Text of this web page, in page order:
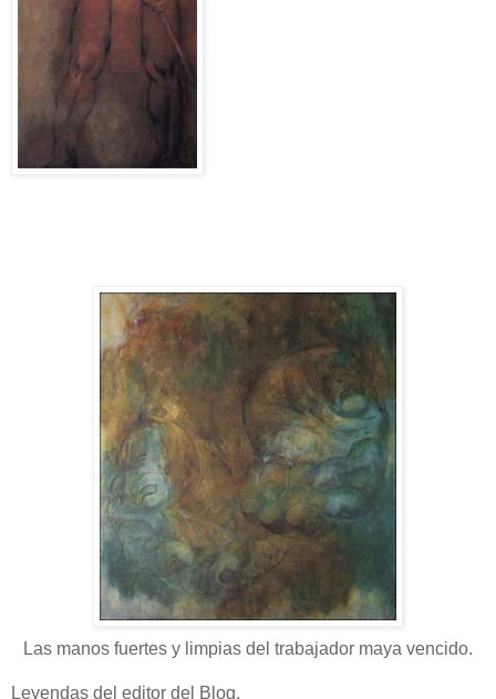
Las manos fuertes y limpias del trabajador maya vencido.
Leyendas del editor del Blog.